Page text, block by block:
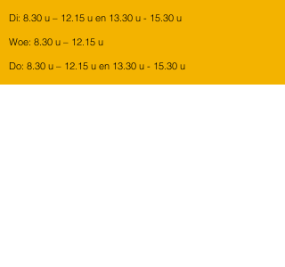
Di: 8.30 u – 12.15 u en 13.30 u - 15.30 u
Woe: 8.30 u – 12.15 u
Do: 8.30 u – 12.15 u en 13.30 u - 15.30 u